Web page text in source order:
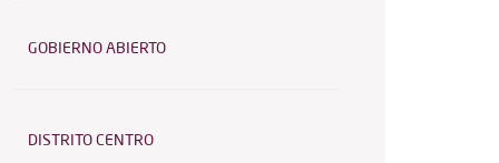
GOBIERNO ABIERTO
DISTRITO CENTRO